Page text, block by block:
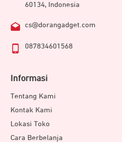
60134, Indonesia
cs@dorangadget.com
087834601568
Informasi
Tentang Kami
Kontak Kami
Lokasi Toko
Cara Berbelanja